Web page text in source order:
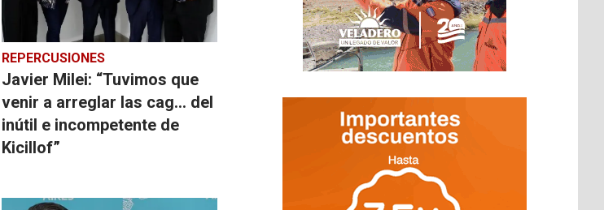
REPERCUSIONES
Javier Milei: “Tuvimos que
venir a arreglar las cag... del
inútil e incompetente de
Kicillof”